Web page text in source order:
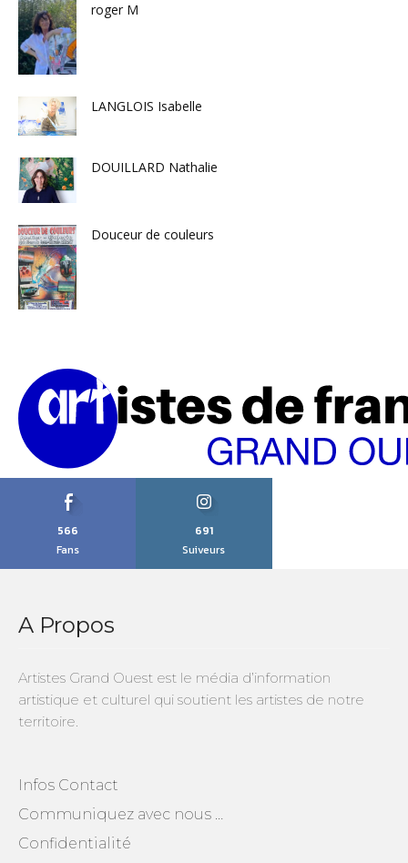
roger M
LANGLOIS Isabelle
DOUILLARD Nathalie
Douceur de couleurs
566
Fans
691
Suiveurs
A Propos
Artistes Grand Ouest est le média d’information
artistique et culturel qui soutient les artistes de notre
territoire.
Infos Contact
Communiquez avec nous …
Confidentialité